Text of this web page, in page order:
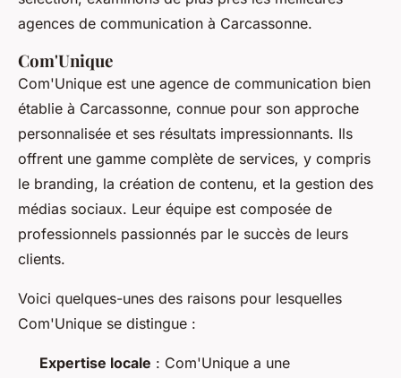
agences de communication à Carcassonne.
Com'Unique
Com'Unique est une agence de communication bien
établie à Carcassonne, connue pour son approche
personnalisée et ses résultats impressionnants. Ils
offrent une gamme complète de services, y compris
le branding, la création de contenu, et la gestion des
médias sociaux. Leur équipe est composée de
professionnels passionnés par le succès de leurs
clients.
Voici quelques-unes des raisons pour lesquelles
Com'Unique se distingue :
Expertise locale : Com'Unique a une